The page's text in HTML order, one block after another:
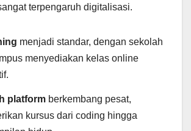
terpengaruh digitalisasi.
menjadi standar, dengan sekolah
menyediakan kelas online
platform berkembang pesat,
kursus dari coding hingga